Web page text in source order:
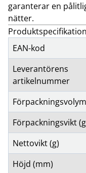
garanterar en
nätter.
Produktspecifikation
EAN-kod
Leverantörens
artikelnummer
Förpackningsvikt
Nettovikt (g)
Höjd (mm)